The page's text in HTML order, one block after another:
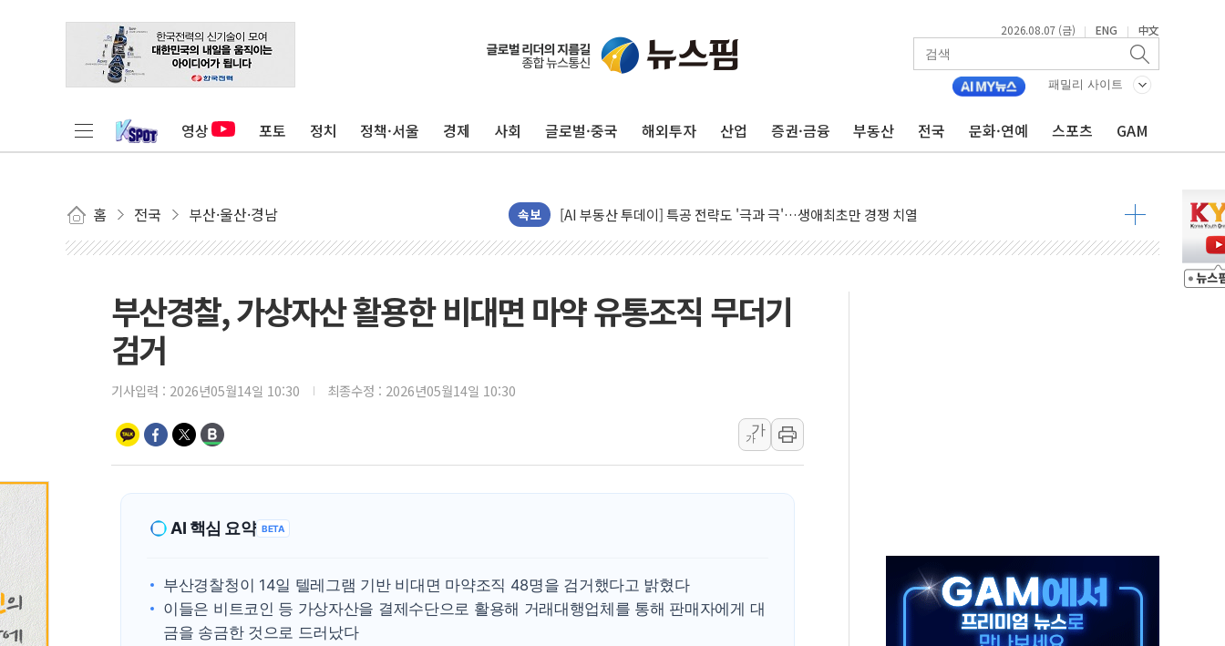
2026.08.07 (금) | ENG | 中文
패밀리 사이트
영상 포토 정치 정책·서울 경제 사회 글로벌·중국 해외투자 산업 증권·금융 부동산 전국 문화·연예 스포츠 GAM
홈 전국 부산·울산·경남 속보
황희 '폐버스 청년주택' SNS 글 역풍에 "정부정책 아냐" 해명
폭염 누그러지고 가뭄 숙지나...경북동해안권 8~9일 최대 100mm 호우
신길동 신축도 3.3㎡당 7250만원…써밋 클라비온 59㎡ 18억원대
용산공원·그린벨트로 또 충돌…반복되는 국토부-서울시 '정책 엇박자'
[코인시황] 비트코인 6만4000달러대 횡보…고래·ETF 매수에도 고유가·금리·입법 지연 '삼중 부담'
[베트남 증시] 유동성 부진 지속, 강보합 마감...석유·가스주 올랐지만 빈그룹이 상쇄
후티 반군, 예멘 정부군과 사우디 동시 공격… 위기 고조되는 또 다른 중동 화약고
42.5도 역대급 폭염…동물들도 특별식으로 여름나기 [뉴스핌 줌인]
40.2도 찍은 서울 등 폭염중대경보 해제…누적 온열질환자 2872명
"文정부 악몽 재현 안돼"...李 부동산 세제안에 與 내부서 '총선·대선 직격탄' 우려
부산경찰, 가상자산 활용한 비대면 마약 유통조직 무더기
검거
기사입력 : 2026년05월14일 10:30 최종수정 : 2026년05월14일 10:30
가
가
AI 핵심 요약 BETA
부산경찰청이 14일 텔레그램 기반 비대면 마약조직 48명을 검거했다고 밝혔다
이들은 비트코인 등 가상자산을 결제수단으로 활용해 거래대행업체를 통해 판매자에게 대
금을 송금한 것으로 드러났다